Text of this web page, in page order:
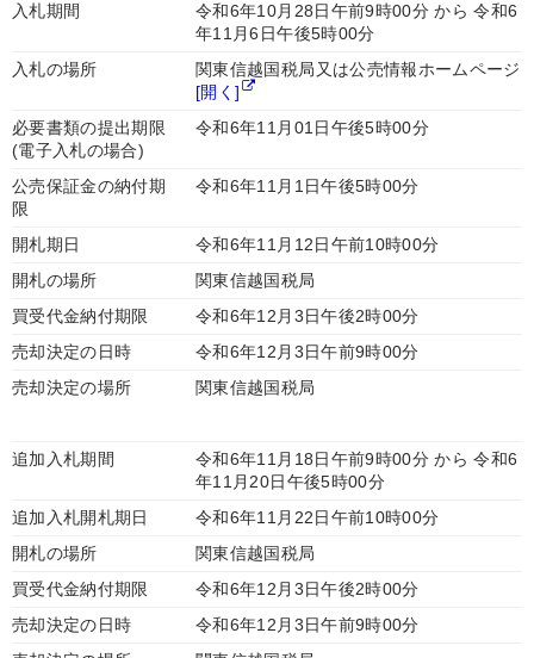
入札期間
令和6年10月28日午前9時00分 から 令和6
年11月6日午後5時00分
入札の場所
関東信越国税局又は公売情報ホームページ
[開く]
必要書類の提出期限
(電子入札の場合)
令和6年11月01日午後5時00分
公売保証金の納付期
限
令和6年11月1日午後5時00分
開札期日
令和6年11月12日午前10時00分
開札の場所
関東信越国税局
買受代金納付期限
令和6年12月3日午後2時00分
売却決定の日時
令和6年12月3日午前9時00分
売却決定の場所
関東信越国税局
追加入札期間
令和6年11月18日午前9時00分 から 令和6
年11月20日午後5時00分
追加入札開札期日
令和6年11月22日午前10時00分
開札の場所
関東信越国税局
買受代金納付期限
令和6年12月3日午後2時00分
売却決定の日時
令和6年12月3日午前9時00分